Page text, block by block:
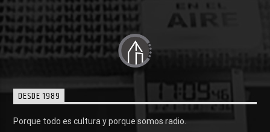
DESDE 1989
Porque todo es cultura y porque somos radio.